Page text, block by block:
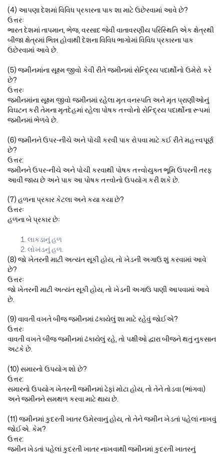
(4) આપણા દેશમાં વિવિધ પ્રકારના પાક શા માટે ઉછેરવામાં આવે છે?
ઉત્તરઃ
ભારત દેશમાં તાપમાન, ભેજ, વરસાદ જેવી વાતાવરણીય પરિસ્થિતિ એક ક્ષેત્રથી
બીજા ક્ષેત્રમાં ભિન્ન હોવાથી દેશના વિવિધ ભાગોમાં વિવિધ પ્રકારના પાક
ઉછેરવામાં આવે છે.
(5) જમીનમાંના સૂક્ષ્મ જીવો કેવી રીતે જમીનમાં સેન્દ્રિય પદાર્થોનો ઉમેરો કરે
છે?
ઉત્તરઃ
જમીનમાંના સૂક્ષ્મ જીવો જમીનમાં રહેલા મૃત વનસ્પતિ અને મૃત પ્રાણીઓનું
વિઘટન કરી તેમના મૃતદેહમાં રહેલા પોષક તત્ત્વોનો સેન્દ્રિય પદાર્થોના રૂપમાં
જમીનમાં ભેળવે છે.
(6) જમીનને ઉપર-નીચે અને પોચી કરવી પાક રોપવા માટે કઈ રીતે મહત્ત્વપૂર્ણ
છે?
ઉત્તર:
જમીનને ઉપર-નીચે અને પોચી કરવાથી પોષક તત્ત્વોયુક્ત ભૂમિ ઉપરની તરફ
આવી જાય છે અને પાક આ પોષક તત્ત્વોનો ઉપયોગ કરી શકે છે.
(7) હળના પ્રકાર કેટલા અને કયા કયા છે?
ઉત્તરઃ
હળના બે પ્રકાર છેઃ
લાકડાનું હળ
લોખંડનું હળ.
(8) જો ખેતરની માટી અત્યંત સૂકી હોય, તો ખેડની અગાઉ શું કરવામાં આવે
છે?
ઉત્તરઃ
જો ખેતરની માટી અત્યંત સૂકી હોય, તો ખેડની અગાઉ પાણી આપવામાં આવે
છે.
(9) વાવતી વખતે બીજ જમીનમાં ઢંકાયેલું શા માટે રહેવું જોઈએ?
ઉત્તરઃ
વાવતી વખતે બીજ જમીનમાં ઢંકાયેલું રહે, તો પક્ષીઓ દ્વારા બીજને થતું નુકસાન
અટકે છે.
(10) સમારનો ઉપયોગ શો છે?
ઉત્તર:
સમારનો ઉપયોગ ખેતરની જમીનમાં ઢેફાં મોટા હોય, તો તેને તોડવા (ભાંગવા)
અને જમીનને સમથળ કરવા માટે થાય છે.
(11) જમીનમાં કુદરતી ખાતર ઉમેરવાનું હોય, તો તેને જમીન ખેડતાં પહેલાં નાખવું
જોઈએ. કેમ?
ઉત્તર:
જમીન ખેડતાં પહેલાં કુદરતી ખાતર નાખવાથી જમીનમાં કુદરતી ખાતરનું